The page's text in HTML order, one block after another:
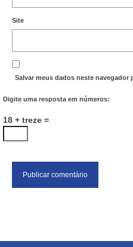
Site
Salvar meus dados neste navegador
Digite uma resposta em números:
18 + treze =